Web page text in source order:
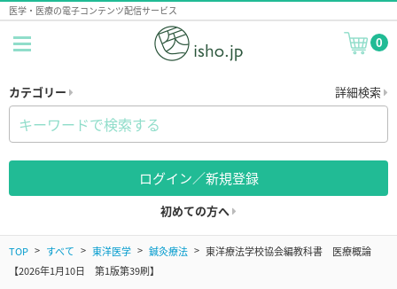
医学・医療の電子コンテンツ配信サービス
0
カテゴリー 詳細検索
ログイン／新規登録
初めての方へ
TOP すべて 東洋医学 鍼灸療法
東洋療法学校協会編教科書 医療概論
【2026年1月10日 第1版第39刷】